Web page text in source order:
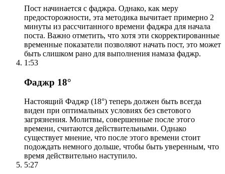
Пост начинается с фаджра. Однако, как меру
предосторожности, эта методика вычитает примерно 2
минуты из рассчитанного времени фаджра для начала
поста. Важно отметить, что хотя эти скорректированные
временные показатели позволяют начать пост, это может
быть слишком рано для выполнения намаза фаджр.
1:53
Фаджр 18°
Настоящий Фаджр (18°) теперь должен быть всегда
виден при оптимальных условиях без светового
загрязнения. Молитвы, совершенные после этого
времени, считаются действительными. Однако
существует мнение, что после этого времени стоит
подождать немного дольше, чтобы быть уверенным, что
время действительно наступило.
5:27